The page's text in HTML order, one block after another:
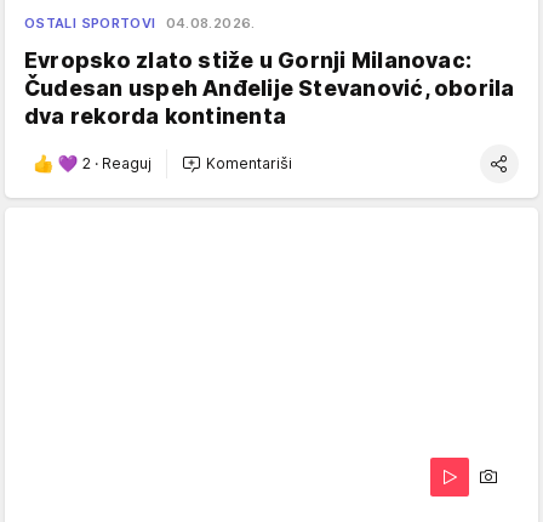
OSTALI SPORTOVI 04.08.2026.
Evropsko zlato stiže u Gornji Milanovac:
Čudesan uspeh Anđelije Stevanović, oborila
dva rekorda kontinenta
2 · Reaguj Komentariši